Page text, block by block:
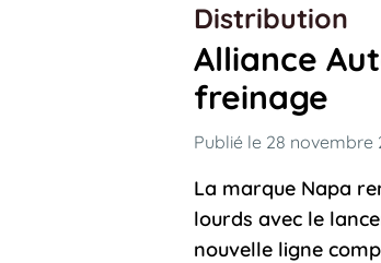
Distribution
Alliance
freinage
Publié le 28 novembre
La marque Napa
lourds avec le
nouvelle ligne